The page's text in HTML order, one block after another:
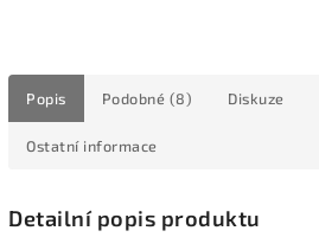
Popis Podobné (8) Diskuze
Ostatní informace
Detailní popis produktu